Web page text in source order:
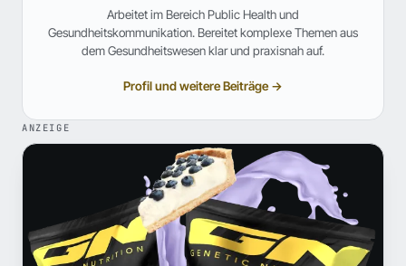
Arbeitet im Bereich Public Health und
Gesundheitskommunikation. Bereitet komplexe Themen aus
dem Gesundheitswesen klar und praxisnah auf.
Profil und weitere Beiträge →
ANZEIGE